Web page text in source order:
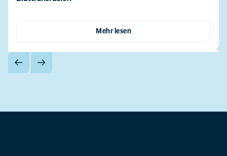
Mehr lesen